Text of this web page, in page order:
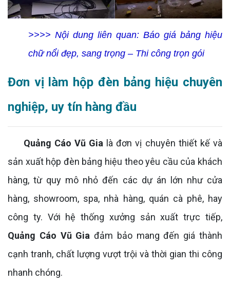
>>>> Nội dung liên quan: Báo giá bảng hiệu
chữ nổi đẹp, sang trọng – Thi công trọn gói
Đơn vị làm hộp đèn bảng hiệu chuyên
nghiệp, uy tín hàng đầu
Quảng Cáo Vũ Gia là đơn vị chuyên thiết kế và
sản xuất hộp đèn bảng hiệu theo yêu cầu của khách
hàng, từ quy mô nhỏ đến các dự án lớn như cửa
hàng, showroom, spa, nhà hàng, quán cà phê, hay
công ty. Với hệ thống xưởng sản xuất trực tiếp,
Quảng Cáo Vũ Giađảm bảo mang đến giá thành
cạnh tranh, chất lượng vượt trội và thời gian thi công
nhanh chóng.